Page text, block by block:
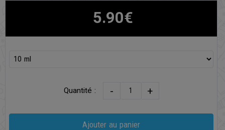
5.90€
Quantité : - +
Ajouter au panier